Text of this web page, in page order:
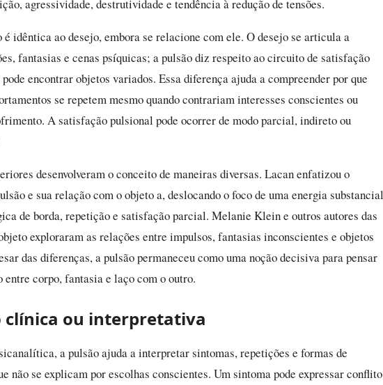
agressividade, destrutividade e tendência à redução de tensões.
é idêntica ao desejo, embora se relacione com ele. O desejo se articula a
fantasias e cenas psíquicas; a pulsão diz respeito ao circuito de satisfação
encontrar objetos variados. Essa diferença ajuda a compreender por que
se repetem mesmo quando contrariam interesses conscientes ou
A satisfação pulsional pode ocorrer de modo parcial, indireto ou
desenvolveram o conceito de maneiras diversas. Lacan enfatizou o
e sua relação com o objeto a, deslocando o foco de uma energia substancial
de borda, repetição e satisfação parcial. Melanie Klein e outros autores das
exploraram as relações entre impulsos, fantasias inconscientes e objetos
das diferenças, a pulsão permaneceu como uma noção decisiva para pensar
entre corpo, fantasia e laço com o outro.
clínica ou interpretativa
a pulsão ajuda a interpretar sintomas, repetições e formas de
não se explicam por escolhas conscientes. Um sintoma pode expressar conflito